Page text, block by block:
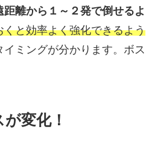
離から１～２発で倒せるよ
と効率よく強化できるよう
ミングが分かります。ボス
変化！